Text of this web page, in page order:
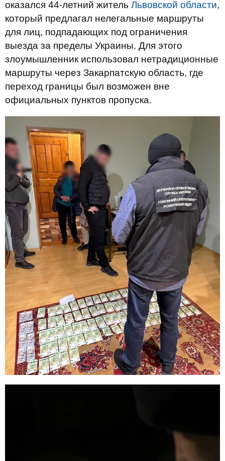
оказался 44-летний житель Львовской области,
который предлагал нелегальные маршруты
для лиц, подпадающих под ограничения
выезда за пределы Украины. Для этого
злоумышленник использовал нетрадиционные
маршруты через Закарпатскую область, где
переход границы был возможен вне
официальных пунктов пропуска.